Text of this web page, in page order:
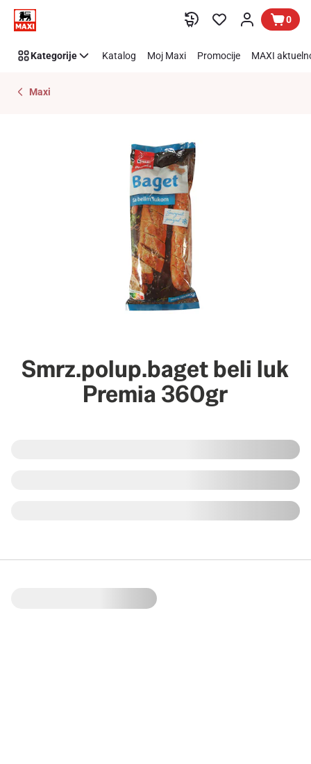
Preskoči link 0
Kategorije Katalog Moj Maxi Promocije MAXI
Maxi
Smrz.polup.baget beli luk
Premia 360gr